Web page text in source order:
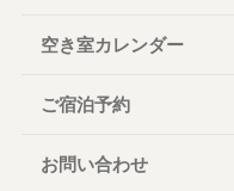
空き室カレンダー
ご宿泊予約
お問い合わせ